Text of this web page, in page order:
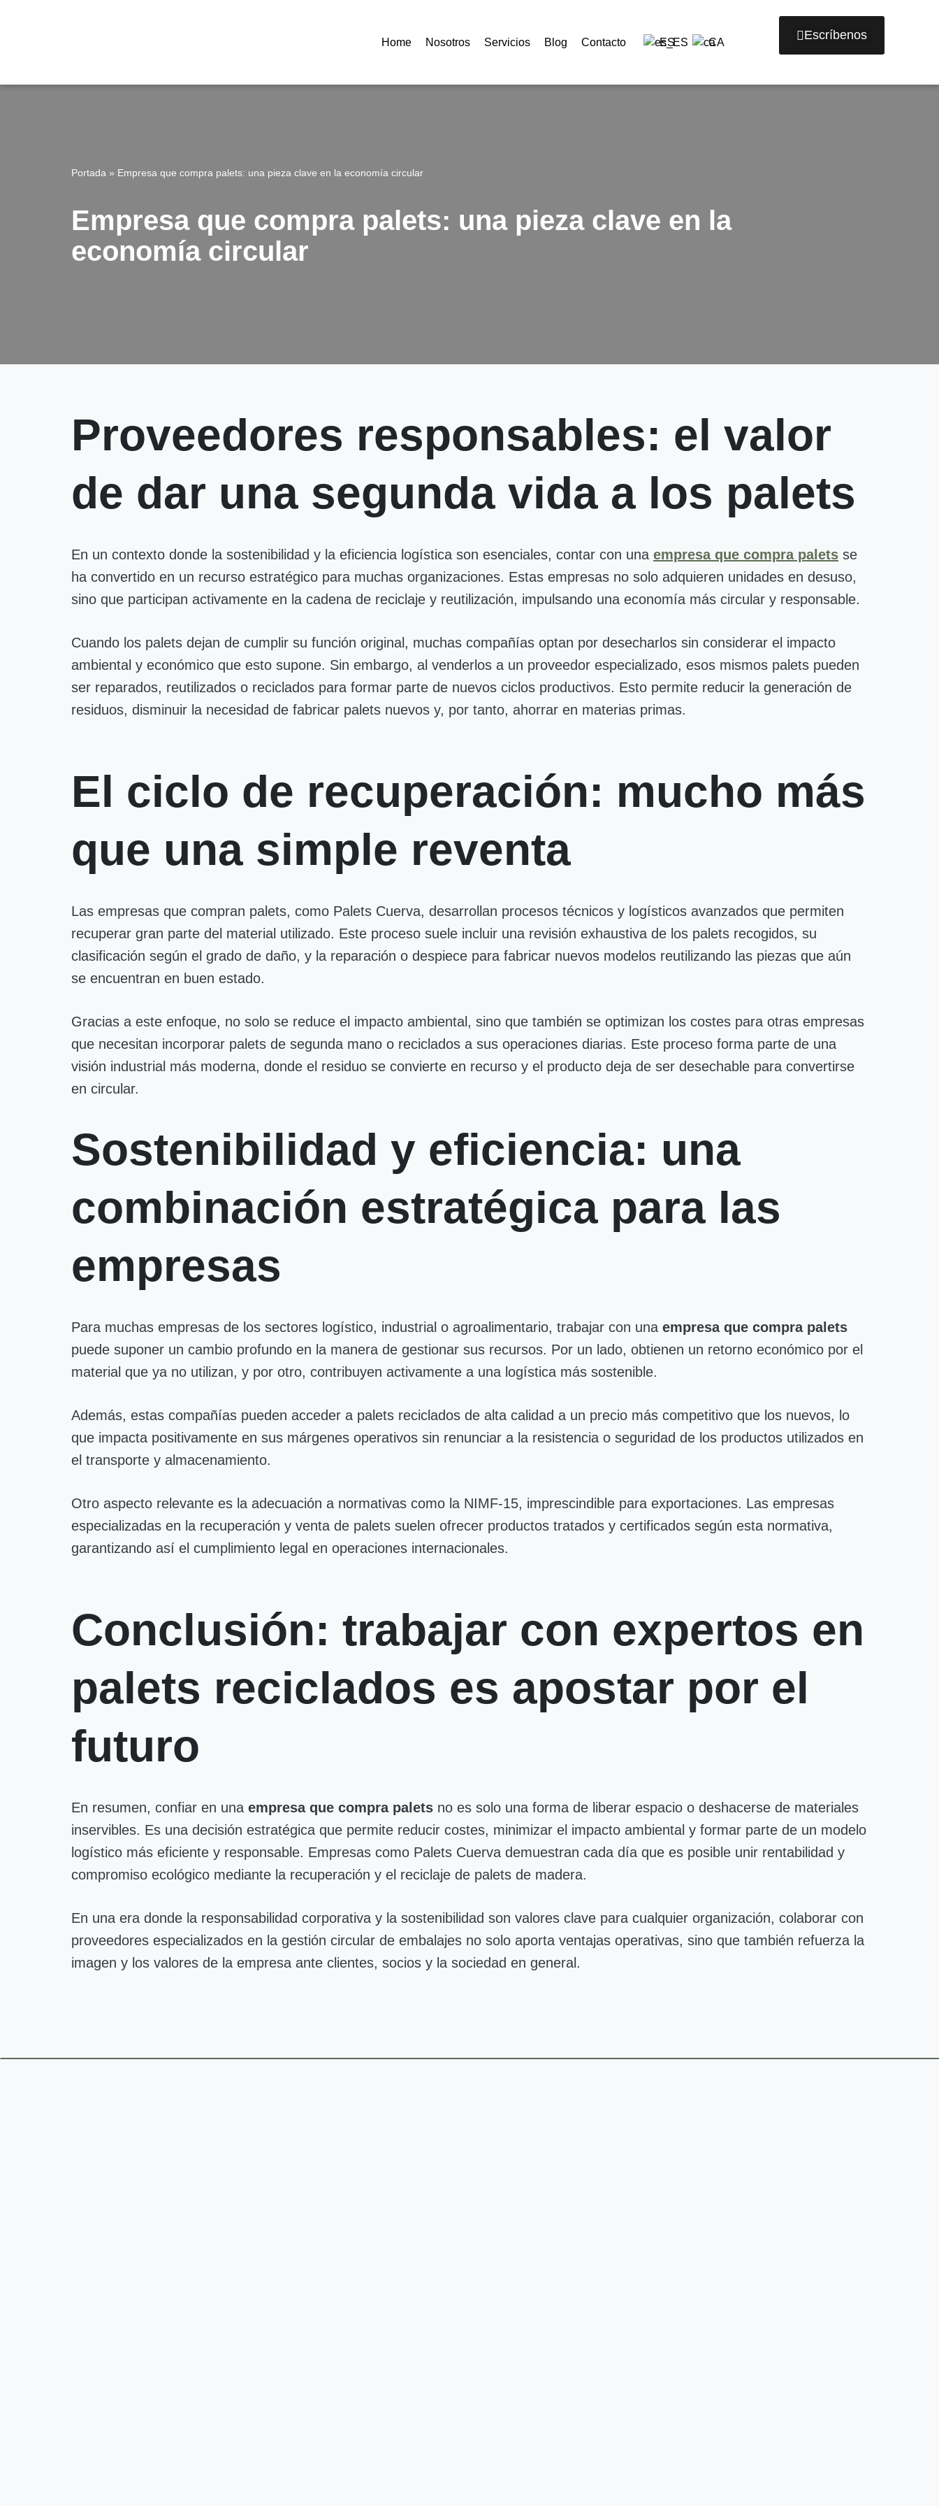
contenido
Home Nosotros Servicios Blog Contacto ES CA Escríbenos
Portada » Empresa que compra palets: una pieza clave en la economía circular
Empresa que compra palets: una pieza clave en la
economía circular
Proveedores responsables: el valor
de dar una segunda vida a los palets
En un contexto donde la sostenibilidad y la eficiencia logística son esenciales, contar con una empresa que compra palets se
ha convertido en un recurso estratégico para muchas organizaciones. Estas empresas no solo adquieren unidades en desuso,
sino que participan activamente en la cadena de reciclaje y reutilización, impulsando una economía más circular y responsable.
Cuando los palets dejan de cumplir su función original, muchas compañías optan por desecharlos sin considerar el impacto
ambiental y económico que esto supone. Sin embargo, al venderlos a un proveedor especializado, esos mismos palets pueden
ser reparados, reutilizados o reciclados para formar parte de nuevos ciclos productivos. Esto permite reducir la generación de
residuos, disminuir la necesidad de fabricar palets nuevos y, por tanto, ahorrar en materias primas.
El ciclo de recuperación: mucho más
que una simple reventa
Las empresas que compran palets, como Palets Cuerva, desarrollan procesos técnicos y logísticos avanzados que permiten
recuperar gran parte del material utilizado. Este proceso suele incluir una revisión exhaustiva de los palets recogidos, su
clasificación según el grado de daño, y la reparación o despiece para fabricar nuevos modelos reutilizando las piezas que aún
se encuentran en buen estado.
Gracias a este enfoque, no solo se reduce el impacto ambiental, sino que también se optimizan los costes para otras empresas
que necesitan incorporar palets de segunda mano o reciclados a sus operaciones diarias. Este proceso forma parte de una
visión industrial más moderna, donde el residuo se convierte en recurso y el producto deja de ser desechable para convertirse
en circular.
Sostenibilidad y eficiencia: una
combinación estratégica para las
empresas
Para muchas empresas de los sectores logístico, industrial o agroalimentario, trabajar con una empresa que compra palets
puede suponer un cambio profundo en la manera de gestionar sus recursos. Por un lado, obtienen un retorno económico por el
material que ya no utilizan, y por otro, contribuyen activamente a una logística más sostenible.
Además, estas compañías pueden acceder a palets reciclados de alta calidad a un precio más competitivo que los nuevos, lo
que impacta positivamente en sus márgenes operativos sin renunciar a la resistencia o seguridad de los productos utilizados en
el transporte y almacenamiento.
Otro aspecto relevante es la adecuación a normativas como la NIMF-15, imprescindible para exportaciones. Las empresas
especializadas en la recuperación y venta de palets suelen ofrecer productos tratados y certificados según esta normativa,
garantizando así el cumplimiento legal en operaciones internacionales.
Conclusión: trabajar con expertos en
palets reciclados es apostar por el
futuro
En resumen, confiar en una empresa que compra palets no es solo una forma de liberar espacio o deshacerse de materiales
inservibles. Es una decisión estratégica que permite reducir costes, minimizar el impacto ambiental y formar parte de un modelo
logístico más eficiente y responsable. Empresas como Palets Cuerva demuestran cada día que es posible unir rentabilidad y
compromiso ecológico mediante la recuperación y el reciclaje de palets de madera.
En una era donde la responsabilidad corporativa y la sostenibilidad son valores clave para cualquier organización, colaborar con
proveedores especializados en la gestión circular de embalajes no solo aporta ventajas operativas, sino que también refuerza la
imagen y los valores de la empresa ante clientes, socios y la sociedad en general.